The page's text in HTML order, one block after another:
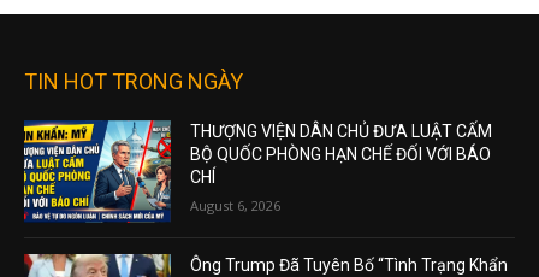
TIN HOT TRONG NGÀY
THƯỢNG VIỆN DÂN CHỦ ĐƯA LUẬT CẤM
BỘ QUỐC PHÒNG HẠN CHẾ ĐỐI VỚI BÁO
CHÍ
August 6, 2026
Ông Trump Đã Tuyên Bố “Tình Trạng Khẩn